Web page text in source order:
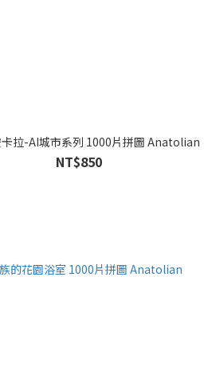
拉-AI城市系列 1000片拼圖 Anatolian
NT$850